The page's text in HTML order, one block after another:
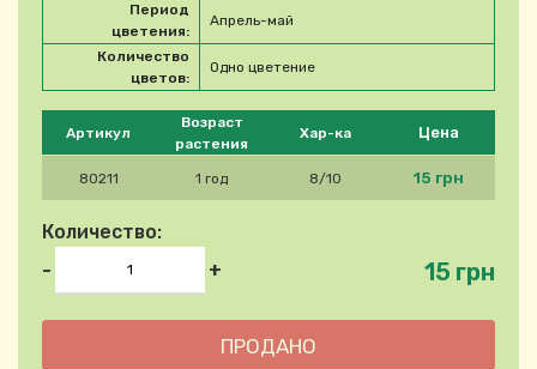
Please select product
Артикул
Возраст
растения
Хар-ка Цена
80211 1 год 8/10 15 грн
Количество:
-
+ 15 грн
Период
цветения:
Апрель-май
Количество
цветов:
Одно цветение